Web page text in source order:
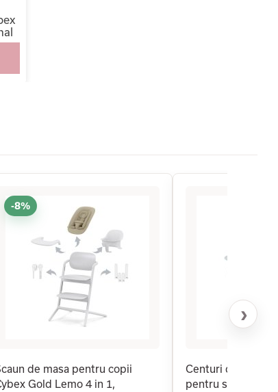
-8%
de masa pentru copii
Gold Lemo 4 in 1,
Centuri de
pentru scaunul de
›